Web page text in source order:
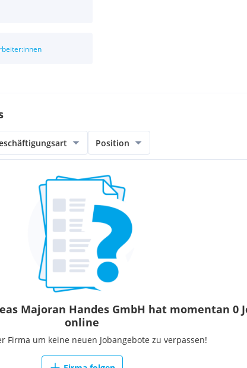
Position
Majoran Handes GmbH hat momentan 0
online
Firma um keine neuen Jobangebote zu verpassen!